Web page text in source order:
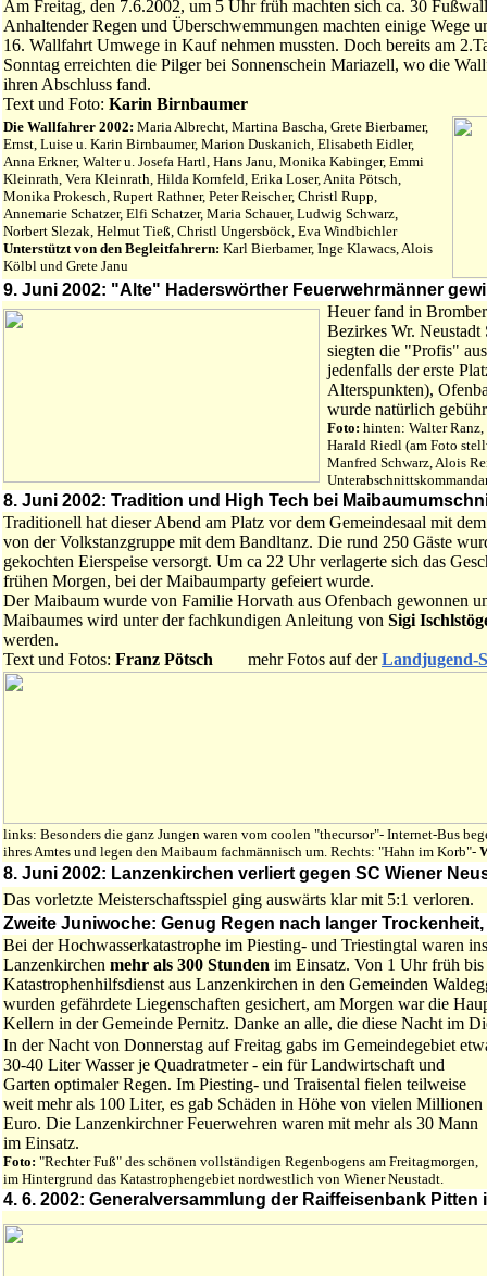
Am Freitag, den 7.6.2002, um 5 Uhr früh machten sich ca. 30
Anhaltender Regen und Überschwemmungen machten einige Wege
16. Wallfahrt Umwege in Kauf nehmen mussten. Doch bereits am
Sonntag erreichten die Pilger bei Sonnenschein Mariazell, wo die
ihren Abschluss fand.
Text und Foto: Karin Birnbaumer
Die Wallfahrer 2002: Maria Albrecht, Martina Bascha, Grete Bierbamer,
Ernst, Luise u. Karin Birnbaumer, Marion Duskanich, Elisabeth Eidler,
Anna Erkner, Walter u. Josefa Hartl, Hans Janu, Monika Kabinger, Emmi
Kleinrath, Vera Kleinrath, Hilda Kornfeld, Erika Loser, Anita Pötsch,
Monika Prokesch, Rupert Rathner, Peter Reischer, Christl Rupp,
Annemarie Schatzer, Elfi Schatzer, Maria Schauer, Ludwig Schwarz,
Norbert Slezak, Helmut Tieß, Christl Ungersböck, Eva Windbichler
Unterstützt von den Begleitfahrern: Karl Bierbamer, Inge Klawacs, Alois
Kölbl und Grete Janu
9. Juni 2002: "Alte" Haderswörther Feuerwehrmänner
Heuer fand in
Bezirkes Wr.
siegten die "Profis"
jedenfalls der erste
Alterspunkten),
wurde natürlich
Foto: hinten: Walter
Harald Riedl (am Foto
Manfred Schwarz, Alois
8. Juni 2002: Tradition und High Tech bei
Traditionell hat dieser Abend am Platz vor dem Gemeindesaal mit
von der Volkstanzgruppe mit dem Bandltanz. Die rund 250 Gäste
gekochten Eierspeise versorgt. Um ca 22 Uhr verlagerte sich das
frühen Morgen, bei der Maibaumparty gefeiert wurde.
Der Maibaum wurde von Familie Horvath aus Ofenbach gewonnen
Maibaumes wird unter der fachkundigen Anleitung von Sigi
werden.
Text und Fotos: Franz Pötsch mehr Fotos auf derLandjugend-
links: Besonders die ganz Jungen waren vom coolen "thecursor"- Internet-Bus
ihres Amtes und legen den Maibaum fachmännisch um. Rechts: "Hahn im Korb"-
8. Juni 2002: Lanzenkirchen verliert gegen SC Wiener
Das vorletzte Meisterschaftsspiel ging auswärts klar mit 5:1 verloren.
Zweite Juniwoche: Genug Regen nach langer
Bei der Hochwasserkatastrophe im Piesting- und Triestingtal waren
Lanzenkirchen mehr als 300 Stunden im Einsatz. Von 1 Uhr früh bis
Katastrophenhilfsdienst aus Lanzenkirchen in den Gemeinden
wurden gefährdete Liegenschaften gesichert, am Morgen war die
Kellern in der Gemeinde Pernitz. Danke an alle, die diese Nacht im
In der Nacht von Donnerstag auf Freitag gabs im Gemeindegebiet
30-40 Liter Wasser je Quadratmeter - ein für Landwirtschaft und
Garten optimaler Regen. Im Piesting- und Traisental fielen teilweise
weit mehr als 100 Liter, es gab Schäden in Höhe von vielen Millionen
Euro. Die Lanzenkirchner Feuerwehren waren mit mehr als 30 Mann
im Einsatz.
Foto: "Rechter Fuß" des schönen vollständigen Regenbogens am Freitagmorgen,
im Hintergrund das Katastrophengebiet nordwestlich von Wiener Neustadt.
4. 6. 2002: Generalversammlung der Raiffeisenbank